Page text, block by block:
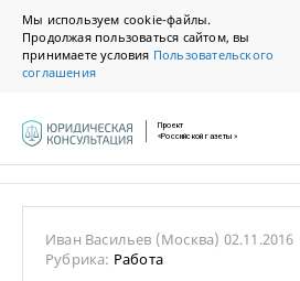
Мы используем cookie-файлы.
Продолжая пользоваться сайтом, вы
принимаете условия Пользовательского
соглашения
Проект
«Российской газеты»
Иван Васильев (Москва) 02.11.2016
Рубрика: Работа